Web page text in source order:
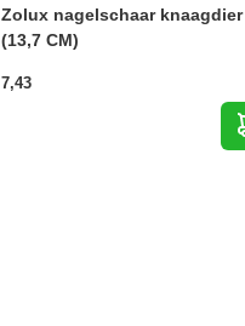
Zolux nagelschaar knaagdier
(13,7 CM)
7,43